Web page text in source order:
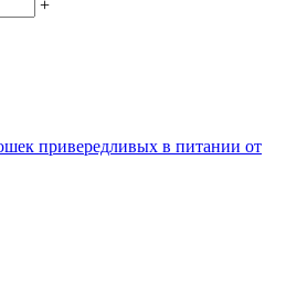
+
привередливых в питании от